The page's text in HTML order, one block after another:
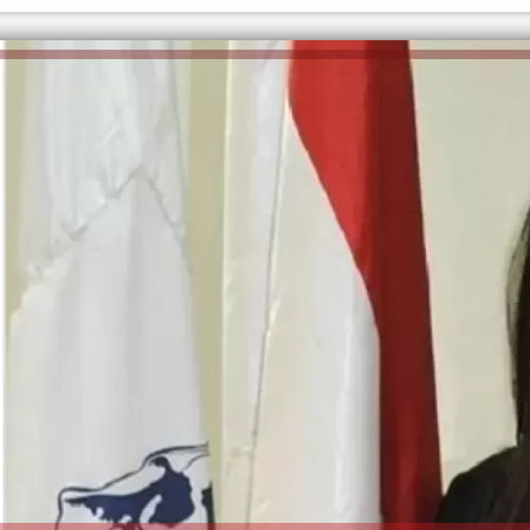
الكاتبة إلهام شرشر تهنئ الرئيس
السيسي بعيد ميلاده وتُشيد بجهوده
في بناء الدولة